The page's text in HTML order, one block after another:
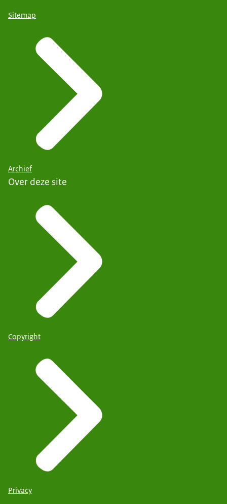
Sitemap
Archief
Over deze site
Copyright
Privacy